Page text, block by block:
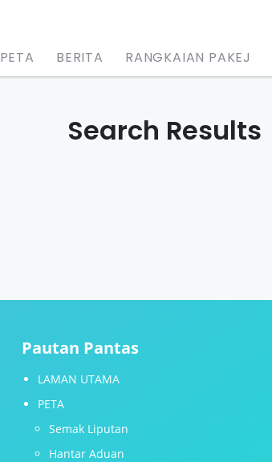
PETA BERITA RANGKAIAN PAKEJ
Search Results
Pautan Pantas
LAMAN UTAMA
PETA
Semak Liputan
Hantar Aduan